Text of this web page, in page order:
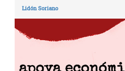
Lidón Soriano